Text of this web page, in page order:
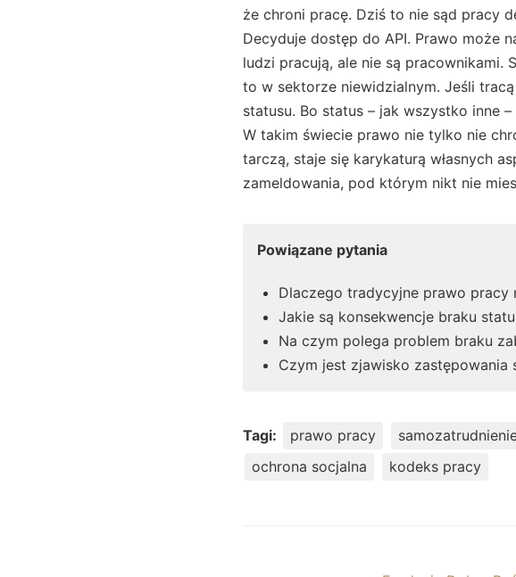
że chroni pracę. Dziś to nie sąd pracy
Decyduje dostęp do API. Prawo może
ludzi pracują, ale nie są pracownikami.
to w sektorze niewidzialnym. Jeśli
statusu. Bo status – jak wszystko inne
W takim świecie prawo nie tylko nie
tarczą, staje się karykaturą własnych
zameldowania, pod którym nikt nie
Powiązane pytania
Dlaczego tradycyjne prawo pracy
Jakie są konsekwencje braku
Na czym polega problem braku
Czym jest zjawisko zastępowania
Tagi: prawo pracy
ochrona socjalna
kodeks pracy